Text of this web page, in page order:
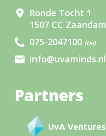
Ronde Tocht 1
1507 CC Zaandam
075-2047100 (tel)
info@uvaminds.nl
Partners